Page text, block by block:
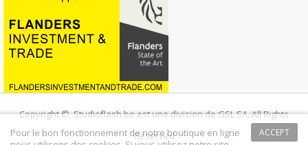
Copyright ©, Studioflash.be est une division de GSL SA. All Rights
Reserved
ACCEPT
Pour le bon fonctionnement de notre boutique en ligne